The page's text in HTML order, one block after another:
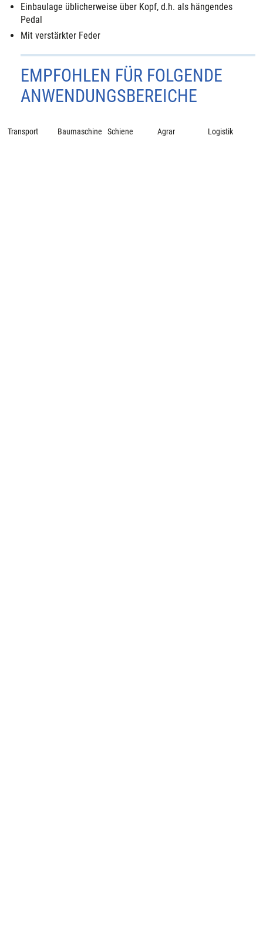
Einbaulage üblicherweise über Kopf, d.h. als hängendes
Pedal
Mit verstärkter Feder
EMPFOHLEN FÜR FOLGENDE
ANWENDUNGSBEREICHE
Transport Baumaschine Schiene Agrar Logistik